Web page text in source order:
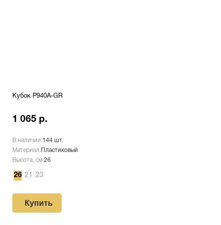
Кубок P940A-GR
1 065 р.
В наличии:144 шт.
Материал: Пластиковый
Высота, см:26
26 21 23
Купить